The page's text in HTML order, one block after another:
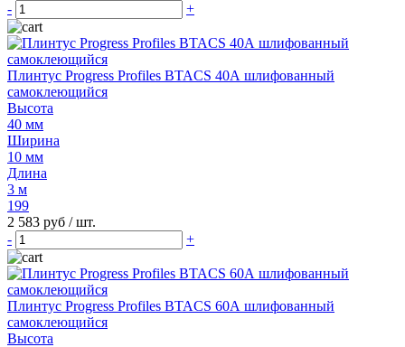
-
+
Плинтус Progress Profiles BTACS 40А шлифованный
самоклеющийся
Высота
40 мм
Ширина
10 мм
Длина
3 м
199
2 583 руб / шт.
-
+
Плинтус Progress Profiles BTACS 60А шлифованный
самоклеющийся
Высота